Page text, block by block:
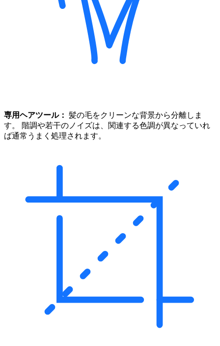
専用ヘアツール： 髪の毛をクリーンな背景から分離しま
す。 階調や若干のノイズは、関連する色調が異なっていれ
ば通常うまく処理されます。